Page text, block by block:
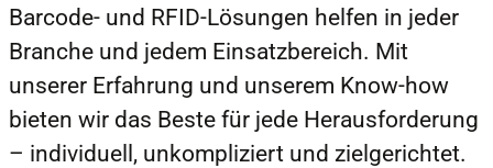
Barcode- und RFID-Lösungen helfen in jeder
Branche und jedem Einsatzbereich. Mit
unserer Erfahrung und unserem Know-how
bieten wir das Beste für jede Herausforderung
– individuell, unkompliziert und zielgerichtet.